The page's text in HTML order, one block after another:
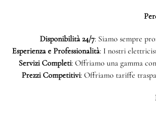
Disponibilità 24/7: Siamo sempre
Esperienza e Professionalità: I nostri
Servizi Completi: Offriamo una gamma
Prezzi Competitivi: Offriamo tariffe